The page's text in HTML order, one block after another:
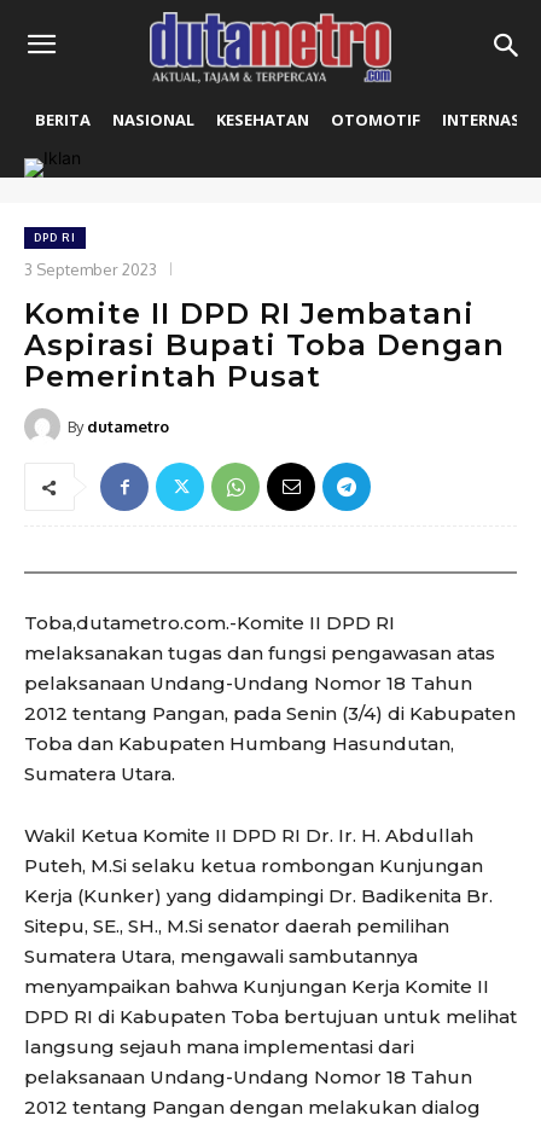
BERITA NASIONAL KESEHATAN OTOMOTIF
DPD RI
3 September 2023
Komite II DPD RI Jembatani
Aspirasi Bupati Toba Dengan
Pemerintah Pusat
By dutametro
Toba,dutametro.com.-Komite II DPD RI
melaksanakan tugas dan fungsi pengawasan atas
pelaksanaan Undang-Undang Nomor 18 Tahun
2012 tentang Pangan, pada Senin (3/4) di Kabupaten
Toba dan Kabupaten Humbang Hasundutan,
Sumatera Utara.
Wakil Ketua Komite II DPD RI Dr. Ir. H. Abdullah
Puteh, M.Si selaku ketua rombongan Kunjungan
Kerja (Kunker) yang didampingi Dr. Badikenita Br.
Sitepu, SE., SH., M.Si senator daerah pemilihan
Sumatera Utara, mengawali sambutannya
menyampaikan bahwa Kunjungan Kerja Komite II
DPD RI di Kabupaten Toba bertujuan untuk melihat
langsung sejauh mana implementasi dari
pelaksanaan Undang-Undang Nomor 18 Tahun
2012 tentang Pangan dengan melakukan dialog